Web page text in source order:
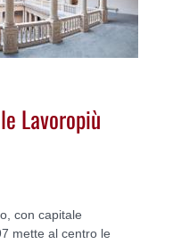
Lavoropiù
con capitale
mette al centro le